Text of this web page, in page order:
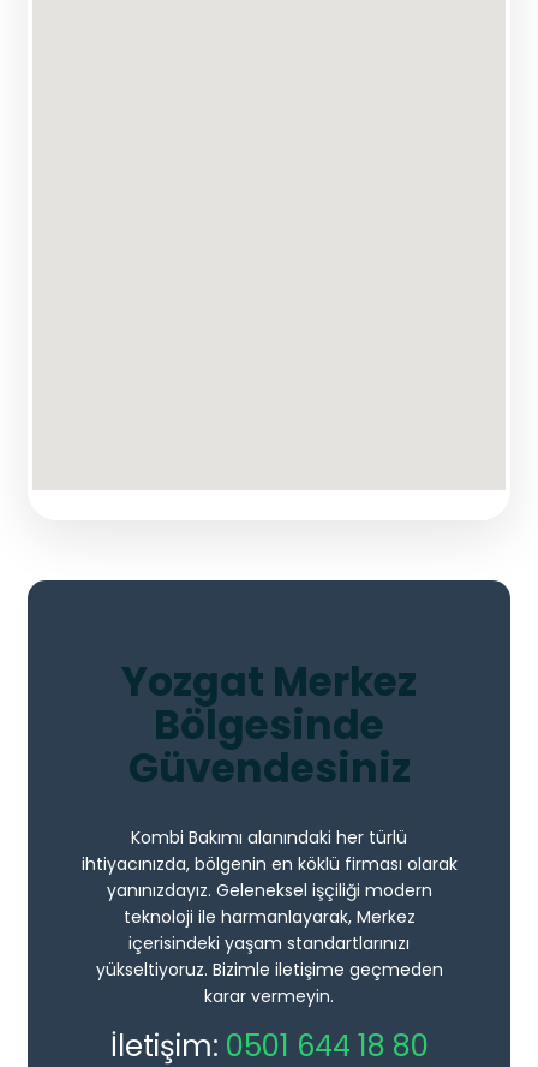
Yozgat Merkez
Bölgesinde
Güvendesiniz
Kombi Bakımı alanındaki her türlü
ihtiyacınızda, bölgenin en köklü firması olarak
yanınızdayız. Geleneksel işçiliği modern
teknoloji ile harmanlayarak, Merkez
içerisindeki yaşam standartlarınızı
yükseltiyoruz. Bizimle iletişime geçmeden
karar vermeyin.
İletişim: 0501 644 18 80